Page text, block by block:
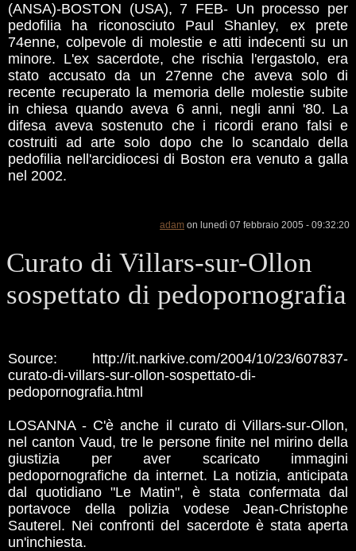
(ANSA)-BOSTON (USA), 7 FEB- Un processo per
pedofilia ha riconosciuto Paul Shanley, ex prete
74enne, colpevole di molestie e atti indecenti su un
minore. L'ex sacerdote, che rischia l'ergastolo, era
stato accusato da un 27enne che aveva solo di
recente recuperato la memoria delle molestie subite
in chiesa quando aveva 6 anni, negli anni '80. La
difesa aveva sostenuto che i ricordi erano falsi e
costruiti ad arte solo dopo che lo scandalo della
pedofilia nell'arcidiocesi di Boston era venuto a galla
nel 2002.
adam on lunedì 07 febbraio 2005 - 09:32:20
Curato di Villars-sur-Ollon
sospettato di pedopornografia
Source: http://it.narkive.com/2004/10/23/607837-
curato-di-villars-sur-ollon-sospettato-di-
pedopornografia.html
LOSANNA - C'è anche il curato di Villars-sur-Ollon,
nel canton Vaud, tre le persone finite nel mirino della
giustizia per aver scaricato immagini
pedopornografiche da internet. La notizia, anticipata
dal quotidiano "Le Matin", è stata confermata dal
portavoce della polizia vodese Jean-Christophe
Sauterel. Nei confronti del sacerdote è stata aperta
un'inchiesta.